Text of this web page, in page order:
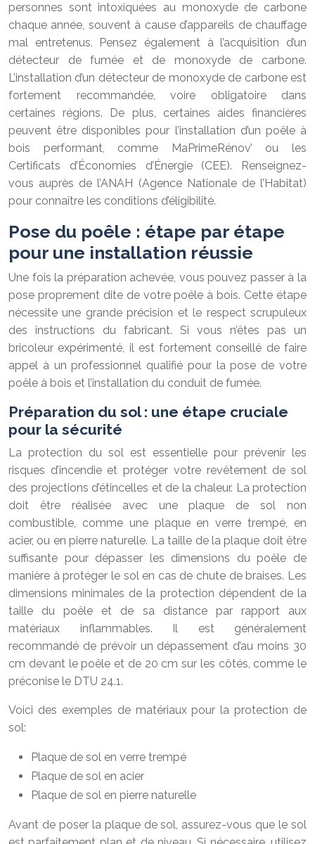
personnes sont intoxiquées au monoxyde de carbone
chaque année, souvent à cause d’appareils de chauffage
mal entretenus. Pensez également à l’acquisition d’un
détecteur de fumée et de monoxyde de carbone.
L’installation d’un détecteur de monoxyde de carbone est
fortement recommandée, voire obligatoire dans
certaines régions. De plus, certaines aides financières
peuvent être disponibles pour l’installation d’un poêle à
bois performant, comme MaPrimeRénov’ ou les
Certificats d’Économies d’Énergie (CEE). Renseignez-
vous auprès de l’ANAH (Agence Nationale de l’Habitat)
pour connaître les conditions d’éligibilité.
Pose du poêle : étape par étape
pour une installation réussie
Une fois la préparation achevée, vous pouvez passer à la
pose proprement dite de votre poêle à bois. Cette étape
nécessite une grande précision et le respect scrupuleux
des instructions du fabricant. Si vous n’êtes pas un
bricoleur expérimenté, il est fortement conseillé de faire
appel à un professionnel qualifié pour la pose de votre
poêle à bois et l’installation du conduit de fumée.
Préparation du sol : une étape cruciale
pour la sécurité
La protection du sol est essentielle pour prévenir les
risques d’incendie et protéger votre revêtement de sol
des projections d’étincelles et de la chaleur. La protection
doit être réalisée avec une plaque de sol non
combustible, comme une plaque en verre trempé, en
acier, ou en pierre naturelle. La taille de la plaque doit être
suffisante pour dépasser les dimensions du poêle de
manière à protéger le sol en cas de chute de braises. Les
dimensions minimales de la protection dépendent de la
taille du poêle et de sa distance par rapport aux
matériaux inflammables. Il est généralement
recommandé de prévoir un dépassement d’au moins 30
cm devant le poêle et de 20 cm sur les côtés, comme le
préconise le DTU 24.1.
Voici des exemples de matériaux pour la protection de
sol:
Plaque de sol en verre trempé
Plaque de sol en acier
Plaque de sol en pierre naturelle
Avant de poser la plaque de sol, assurez-vous que le sol